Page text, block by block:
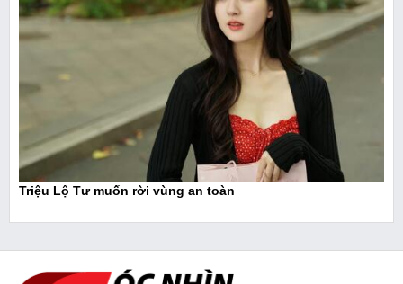
Triệu Lộ Tư muốn rời vùng an toàn